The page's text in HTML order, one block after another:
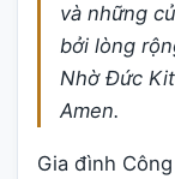
và những
bởi lòng
Nhờ Đức
Amen.
Gia đình